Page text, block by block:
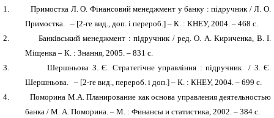
1.
Примостка Л. О. Фінансовий менеджмент у банку : підручник / Л. О.
Примостка. – [2-ге вид., доп. і перероб.] – К. : КНЕУ, 2004. – 468 с.
2.
Банківський менеджмент : підручник / ред. О. А. Кириченка, В. І.
Міщенка – К. : Знання, 2005. – 831 с.
3.
Шершньова З. Є. Стратегічне управління : підручник / З. Є.
Шершньова. – [2-ге вид., перероб. і доп.] – К. : КНЕУ, 2004. – 699 с.
4.
Поморина М.А. Планирование как основа управления деятельностью
банка / М. А. Поморина. – М. : Финансы и статистика, 2002. – 384 с.